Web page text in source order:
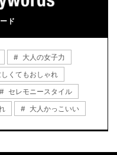
ド
大人の女子力
くてもおしゃれ
セレモニースタイル
大人かっこいい